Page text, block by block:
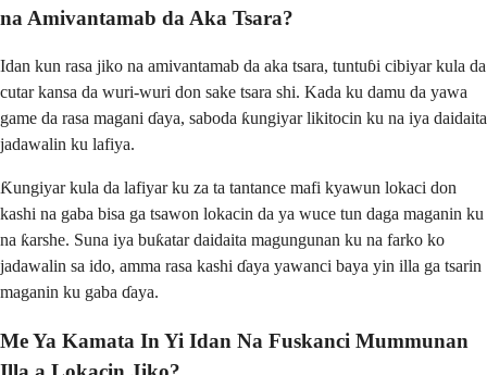
na Amivantamab da Aka Tsara?
Idan kun rasa jiko na amivantamab da aka tsara, tuntuɓi cibiyar kula da
cutar kansa da wuri-wuri don sake tsara shi. Kada ku damu da yawa
game da rasa magani ɗaya, saboda ƙungiyar likitocin ku na iya daidaita
jadawalin ku lafiya.
Ƙungiyar kula da lafiyar ku za ta tantance mafi kyawun lokaci don
kashi na gaba bisa ga tsawon lokacin da ya wuce tun daga maganin ku
na ƙarshe. Suna iya buƙatar daidaita magungunan ku na farko ko
jadawalin sa ido, amma rasa kashi ɗaya yawanci baya yin illa ga tsarin
maganin ku gaba ɗaya.
Me Ya Kamata In Yi Idan Na Fuskanci Mummunan